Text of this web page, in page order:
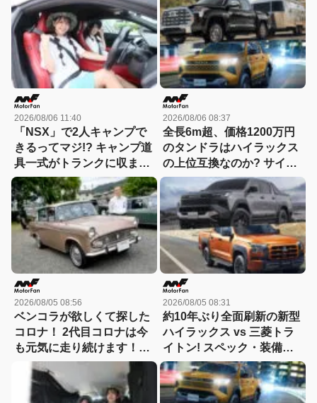
2026/08/06 11:40
「NSX」で2人キャンプで
きるってマジ!? キャンプ道
具一式がトランクに収まっ
た！「シビックRS」なら
車中泊もできる【Hondaキ
ャンプ】
2026/08/06 08:37
全長6m超、価格1200万円
のタンドラはハイラックス
の上位互換なのか? サイ
ズ・装備・走り・価格を徹
底比較して分かった決定的
な違い 【新型ハイラックス
徹底比較】
2026/08/05 08:56
ベンコラが欲しくて探した
コロナ！ 2代目コロナは今
も元気に走り続けます！
【花見の里で感謝の集いや
ります！】
2026/08/05 08:31
約10年ぶり全面刷新の新型
ハイラックス vs 三菱トラ
イトン! スペック・装備・
価格を比較、勝った点/惜し
い点を徹底検証! 【新型ハ
イラックス 徹底比較】